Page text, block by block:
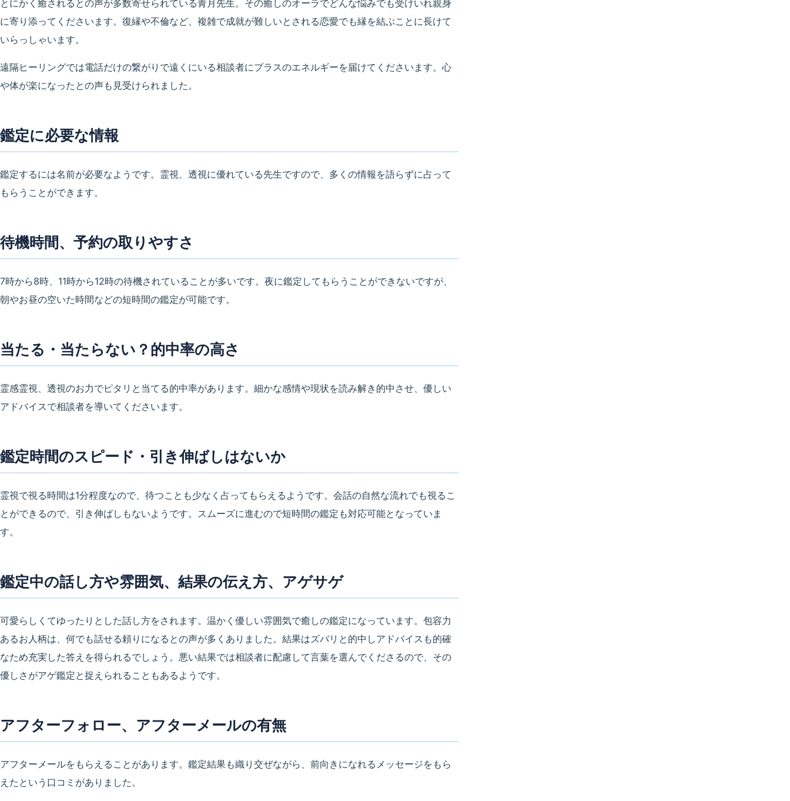
とにかく癒されるとの声が多数寄せられている青月先生。その癒しのオーラでどんな悩みでも受けいれ親身
に寄り添ってくださいます。復縁や不倫など、複雑で成就が難しいとされる恋愛でも縁を結ぶことに長けて
いらっしゃいます。
遠隔ヒーリングでは電話だけの繋がりで遠くにいる相談者にプラスのエネルギーを届けてくださいます。心
や体が楽になったとの声も見受けられました。
鑑定に必要な情報
鑑定するには名前が必要なようです。霊視、透視に優れている先生ですので、多くの情報を語らずに占って
もらうことができます。
待機時間、予約の取りやすさ
7時から8時、11時から12時の待機されていることが多いです。夜に鑑定してもらうことができないですが、
朝やお昼の空いた時間などの短時間の鑑定が可能です。
当たる・当たらない？的中率の高さ
霊感霊視、透視のお力でピタリと当てる的中率があります。細かな感情や現状を読み解き的中させ、優しい
アドバイスで相談者を導いてくださいます。
鑑定時間のスピード・引き伸ばしはないか
霊視で視る時間は1分程度なので、待つことも少なく占ってもらえるようです。会話の自然な流れでも視るこ
とができるので、引き伸ばしもないようです。スムーズに進むので短時間の鑑定も対応可能となっていま
す。
鑑定中の話し方や雰囲気、結果の伝え方、アゲサゲ
可愛らしくてゆったりとした話し方をされます。温かく優しい雰囲気で癒しの鑑定になっています。包容力
あるお人柄は、何でも話せる頼りになるとの声が多くありました。結果はズバリと的中しアドバイスも的確
なため充実した答えを得られるでしょう。悪い結果では相談者に配慮して言葉を選んでくださるので、その
優しさがアゲ鑑定と捉えられることもあるようです。
アフターフォロー、アフターメールの有無
アフターメールをもらえることがあります。鑑定結果も織り交ぜながら、前向きになれるメッセージをもら
えたという口コミがありました。